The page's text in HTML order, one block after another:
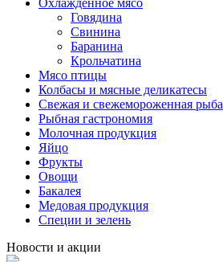
Охлажденное мясо
Говядина
Свинина
Баранина
Крольчатина
Мясо птицы
Колбасы и мясные деликатесы
Свежая и свежемороженная рыба
Рыбная гастрономия
Молочная продукция
Яйцо
Фрукты
Овощи
Бакалея
Медовая продукция
Специи и зелень
Новости и акции